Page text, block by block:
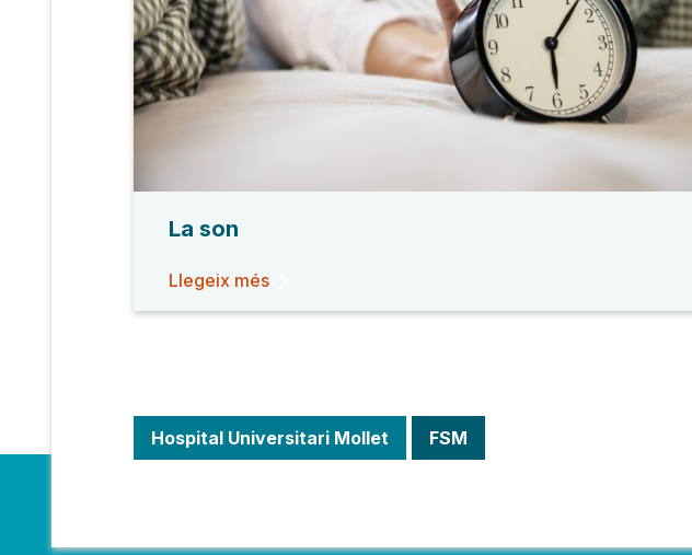
La son
Llegeix més
Hospital Universitari Mollet FSM